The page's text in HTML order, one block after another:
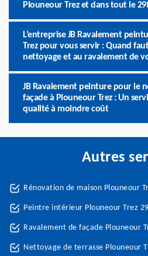
Plouneour Trez et dans tout le
L’entreprise JB Ravalement
Trez pour vous servir : Quand
nettoyage et au ravalement de
JB Ravalement peinture pour le
façade à Plouneour Trez : Un
qualité à moindre coût
Autres
Rénovation de maison Plouneour
Peintre intérieur Plouneour Trez
Ravalement de façade Plouneour
Nettoyage de terrasse Plouneour